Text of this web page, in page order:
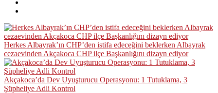
Herkes Albayrak’ın CHP’den istifa edeceğini beklerken Albayrak
cezaevinden Akçakoca CHP ilçe Başkanlığını dizayn ediyor
Akçakoca’da Dev Uyuşturucu Operasyonu: 1 Tutuklama, 3
Şüpheliye Adli Kontrol